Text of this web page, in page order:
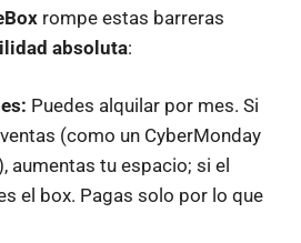
rompe estas barreras
absoluta:
Puedes alquilar por mes. Si
(como un CyberMonday
aumentas tu espacio; si el
el box. Pagas solo por lo que